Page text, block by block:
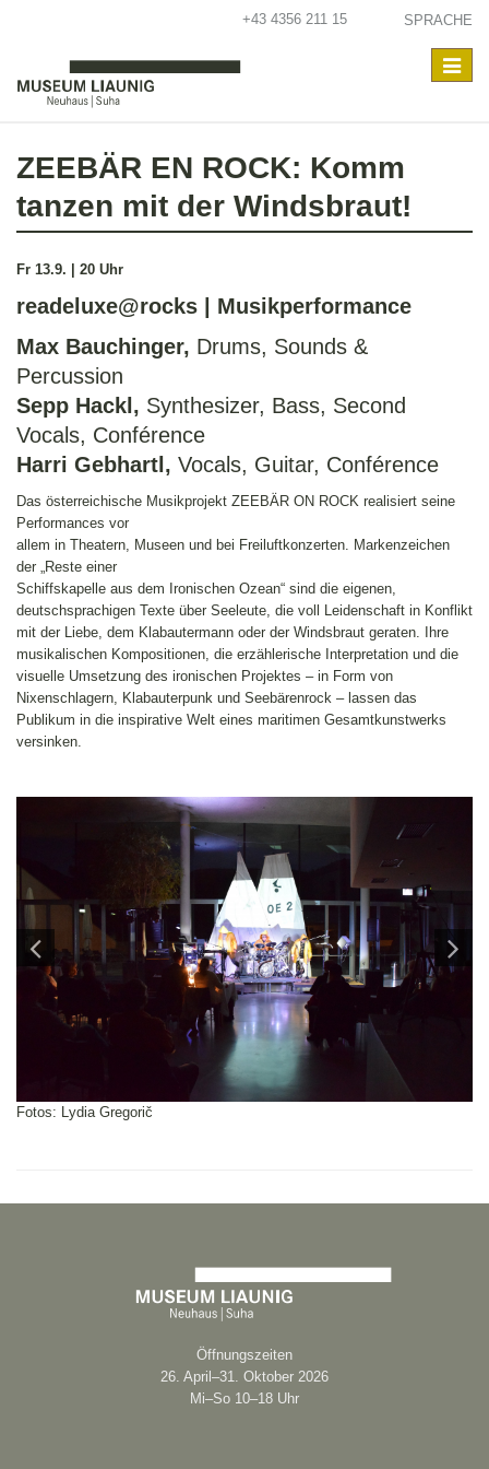
+43 4356 211 15 SPRACHE
Toggle
ZEEBÄR EN ROCK: Komm
tanzen mit der Windsbraut!
Fr 13.9. | 20 Uhr
readeluxe@rocks | Musikperformance
Max Bauchinger, Drums, Sounds &
Percussion
Sepp Hackl, Synthesizer, Bass, Second
Vocals, Conférence
Harri Gebhartl, Vocals, Guitar, Conférence
Das österreichische Musikprojekt ZEEBÄR ON ROCK realisiert seine
Performances vor
allem in Theatern, Museen und bei Freiluftkonzerten. Markenzeichen
der „Reste einer
Schiffskapelle aus dem Ironischen Ozean“ sind die eigenen,
deutschsprachigen Texte über Seeleute, die voll Leidenschaft in Konflikt
mit der Liebe, dem Klabautermann oder der Windsbraut geraten. Ihre
musikalischen Kompositionen, die erzählerische Interpretation und die
visuelle Umsetzung des ironischen Projektes – in Form von
Nixenschlagern, Klabauterpunk und Seebärenrock – lassen das
Publikum in die inspirative Welt eines maritimen Gesamtkunstwerks
versinken.
Fotos: Lydia Gregorič
Öffnungszeiten
26. April–31. Oktober 2026
Mi–So 10–18 Uhr